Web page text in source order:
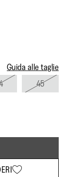
Guida alle taglie
45